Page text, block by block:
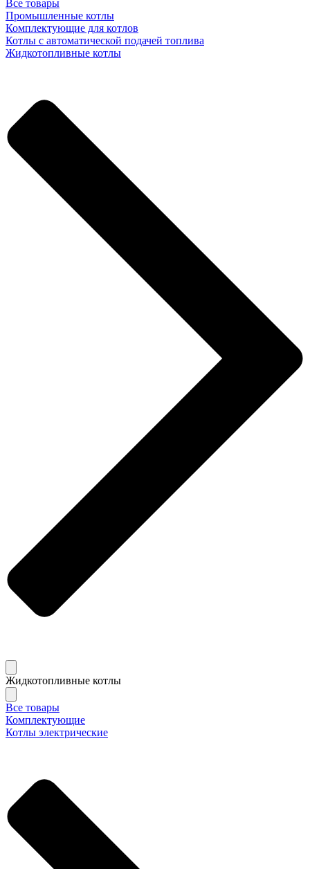
Все товары
Промышленные котлы
Комплектующие для котлов
Котлы с автоматической подачей топлива
Жидкотопливные котлы
Жидкотопливные котлы
Все товары
Комплектующие
Котлы электрические